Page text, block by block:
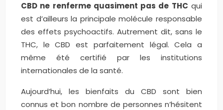
CBD ne renferme quasiment pas de THC qui
est d’ailleurs la principale molécule responsable
des effets psychoactifs. Autrement dit, sans le
THC, le CBD est parfaitement légal. Cela a
même été certifié par les institutions
internationales de la santé.
Aujourd’hui, les bienfaits du CBD sont bien
connus et bon nombre de personnes n’hésitent